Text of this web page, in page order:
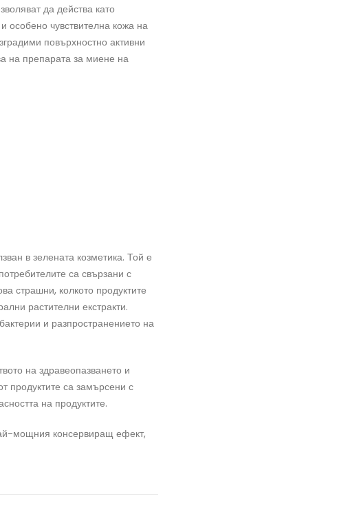
да действа като
особено чувствителна кожа на
повърхностно активни
на препарата за миене на
в зелената козметика. Той е
са свързани с
страшни, колкото продуктите
растителни екстракти.
и разпространението на
на здравеопазването и
продуктите са замърсени с
на продуктите.
мощния консервиращ ефект,